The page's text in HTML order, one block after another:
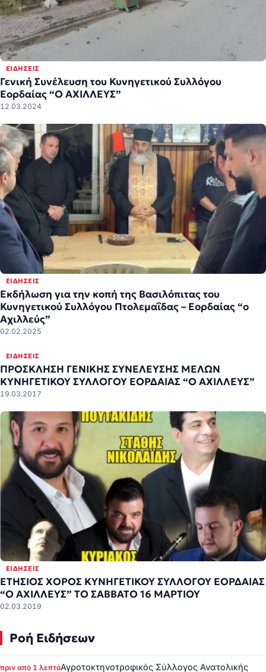
ΕΙΔΉΣΕΙΣ
Γενική Συνέλευση του Κυνηγετικού Συλλόγου
Εορδαίας “Ο ΑΧΙΛΛΕΥΣ”
12.03.2024
ΕΙΔΉΣΕΙΣ
Εκδήλωση για την κοπή της Βασιλόπιτας του
Κυνηγετικού Συλλόγου Πτολεμαΐδας – Εορδαίας “ο
Αχιλλεύς”
02.02.2025
ΕΙΔΉΣΕΙΣ
ΠΡΟΣΚΛΗΣΗ ΓΕΝΙΚΗΣ ΣΥΝΕΛΕΥΣΗΣ ΜΕΛΩΝ
ΚΥΝΗΓΕΤΙΚΟΥ ΣΥΛΛΟΓΟΥ ΕΟΡΔΑΙΑΣ “Ο ΑΧΙΛΛΕΥΣ”
19.03.2017
ΕΙΔΉΣΕΙΣ
ΕΤΗΣΙΟΣ ΧΟΡΟΣ ΚΥΝΗΓΕΤΙΚΟΥ ΣΥΛΛΟΓΟΥ ΕΟΡΔΑΙΑΣ
“Ο ΑΧΙΛΛΕΥΣ” ΤΟ ΣΑΒΒΑΤΟ 16 ΜΑΡΤΙΟΥ
02.03.2019
Ροή Ειδήσεων
πριν από 1 λεπτόΑγροτοκτηνοτροφικός Σύλλογος Ανατολικής